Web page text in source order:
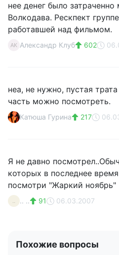
нее денег было
Волкодава. Рескпект
работавшей над фильмом.
АК Александр Клуб 602
неа, не нужно, пустая
часть можно посмотреть.
Катюша Гурина 217
Я не давно
которых в последнее
посмотри "Жаркий ноябрь"
.. .. .. 91 06.03.2007
Похожие вопросы